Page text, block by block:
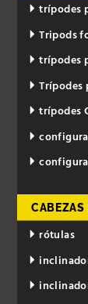
trípodes
Tripods
trípodes
Trípodes
trípodes
CABEZAS
rótulas